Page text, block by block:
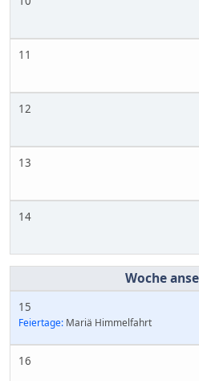
11
12
13
14
15
Feiertage: Mariä Himmelfahrt
16